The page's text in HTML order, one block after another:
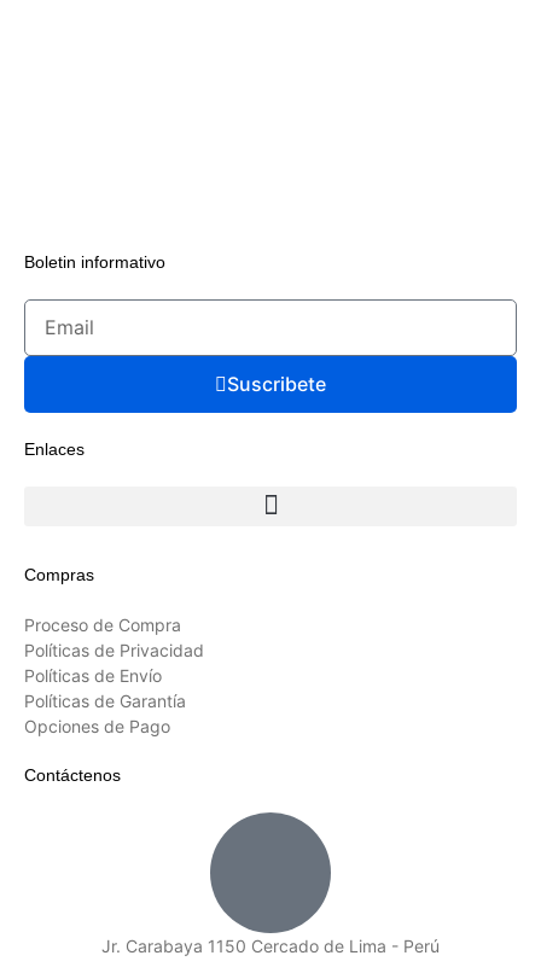
Boletin informativo
Suscribete
Enlaces
Compras
Proceso de Compra
Políticas de Privacidad
Políticas de Envío
Políticas de Garantía
Opciones de Pago
Contáctenos
Jr. Carabaya 1150 Cercado de Lima - Perú